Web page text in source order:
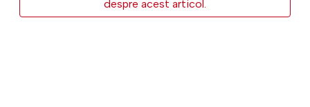
despre acest articol.